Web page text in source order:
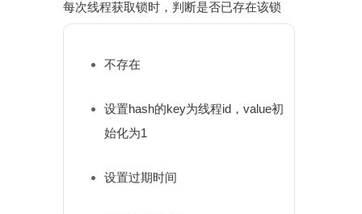
每次线程获取锁时，判断是否已存在该锁
不存在
设置hash的key为线程id，value初
始化为1
设置过期时间